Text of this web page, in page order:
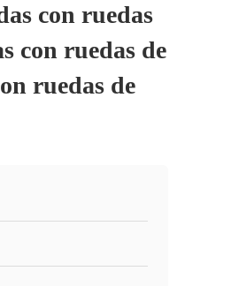
con ruedas
con ruedas de
ruedas de